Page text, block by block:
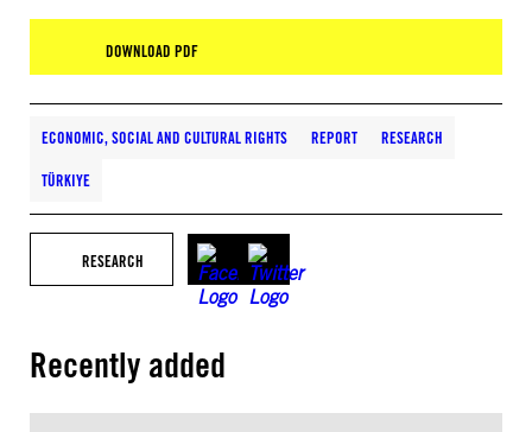
DOWNLOAD PDF
ECONOMIC, SOCIAL AND CULTURAL RIGHTS REPORT RESEARCH
TÜRKIYE
RESEARCH
Recently added